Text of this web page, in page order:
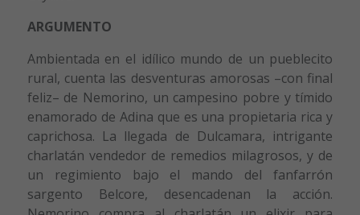
ARGUMENTO
Ambientada en el idílico mundo de un pueblecito
rural, cuenta las desventuras amorosas –con final
feliz– de Nemorino, un campesino pobre y tímido
enamorado de Adina que es una propietaria rica y
caprichosa. La llegada de Dulcamara, intrigante
charlatán vendedor de remedios milagrosos, y de
un regimiento bajo el mando del fanfarrón
sargento Belcore, desencadenan la acción.